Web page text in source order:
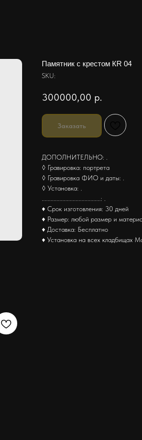
Памятник с крестом КR 04
SKU:
300000,00 р.
Заказать
ДОПОЛНИТЕЛЬНО: .
◊ Гравировка: портрета
◊ Гравировка ФИО и даты: .
◊ Установка: .
........................................: .
♦ Срок изготовления: 30 дней
♦ Размер: любой размер и
♦ Доставка: Бесплатно
♦ Установка на всех кладбищах